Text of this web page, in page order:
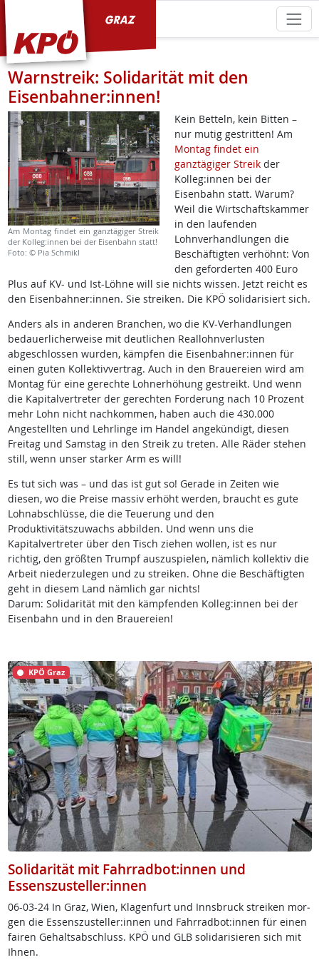
Warnstreik: Solidarität mit den
Eisenbahner:innen!
Am Montag findet ein ganztägiger Streik
der Kolleg:innen bei der Eisenbahn statt!
Foto: © Pia Schmikl
Kein Betteln, kein Bitten –
nur mutig gestritten! Am
Montag findet ein
ganztägiger Streik der
Kolleg:innen bei der
Eisenbahn statt. Warum?
Weil die Wirtschaftskammer
in den laufenden
Lohnverhandlungen die
Beschäftigten verhöhnt: Von
den geforderten 400 Euro
Plus auf KV- und Ist-Löhne will sie nichts wissen. Jetzt reicht es
den Eisenbahner:innen. Sie streiken. Die KPÖ solidarisiert sich.
Anders als in anderen Branchen, wo die KV-Verhandlungen
bedauerlicherweise mit deutlichen Reallohnverlusten
abgeschlossen wurden, kämpfen die Eisenbahner:innen für
einen guten Kollektivvertrag. Auch in den Brauereien wird am
Montag für eine gerechte Lohnerhöhung gestreikt. Und wenn
die Kapitalvertreter der gerechten Forderung nach 10 Prozent
mehr Lohn nicht nachkommen, haben auch die 430.000
Angestellten und Lehrlinge im Handel angekündigt, diesen
Freitag und Samstag in den Streik zu treten. Alle Räder stehen
still, wenn unser starker Arm es will!
Es tut sich was – und das ist gut so! Gerade in Zeiten wie
diesen, wo die Preise massiv erhöht werden, braucht es gute
Lohnabschlüsse, die die Teuerung und den
Produktivitätszuwachs abbilden. Und wenn uns die
Kapitalvertreter über den Tisch ziehen wollen, ist es nur
richtig, den größten Trumpf auszuspielen, nämlich kollektiv die
Arbeit niederzulegen und zu streiken. Ohne die Beschäftigten
geht in diesem Land nämlich gar nichts!
Darum: Solidarität mit den kämpfenden Kolleg:innen bei der
Eisenbahn und in den Brauereien!
KPÖ Graz
Solidarität mit Fahrradbot:innen und
Essenszusteller:innen
06-03-24 In Graz, Wi­en, Kla­gen­furt und Inns­bruck st­rei­ken mor­
gen die Es­sens­zu­s­tel­ler:in­nen und Fahr­rad­bot:in­nen für ei­nen
fai­ren Ge­halts­ab­schluss. KPÖ und GLB so­li­da­ri­sie­ren sich mit
Ih­nen.